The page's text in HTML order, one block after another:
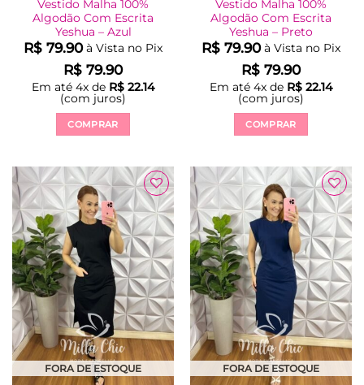
Vestido Malha 100%
Algodão Com Escrita
Yeshua – Azul
R$ 79.90 à Vista no Pix
R$ 79.90
Em até 4x de R$ 22.14
(com juros)
COMPRAR
tem
várias
variantes.
As
opções
podem
escolhidas
na
página
do
produto
Vestido Malha 100%
Algodão Com Escrita
Yeshua – Preto
R$ 79.90 à Vista no Pix
R$ 79.90
Em até 4x de R$ 22.14
(com juros)
COMPRAR
tem
várias
variantes.
As
opções
podem
ser
escolhidas
na
página
do
produto
Adicionar
à Lista
FORA DE ESTOQUE
Adicionar
à Lista
FORA DE ESTOQUE